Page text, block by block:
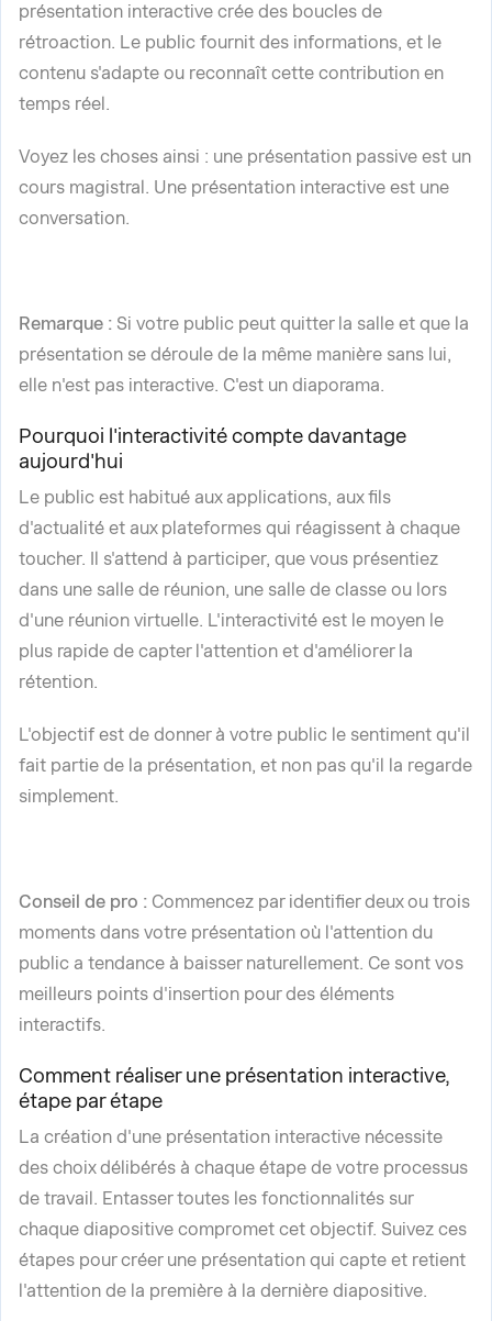
présentation interactive crée des boucles de
rétroaction. Le public fournit des informations, et le
contenu s'adapte ou reconnaît cette contribution en
temps réel.
Voyez les choses ainsi : une présentation passive est un
cours magistral. Une présentation interactive est une
conversation.
Remarque : Si votre public peut quitter la salle et que la
présentation se déroule de la même manière sans lui,
elle n'est pas interactive. C'est un diaporama.
Pourquoi l'interactivité compte davantage
aujourd'hui
Le public est habitué aux applications, aux fils
d'actualité et aux plateformes qui réagissent à chaque
toucher. Il s'attend à participer, que vous présentiez
dans une salle de réunion, une salle de classe ou lors
d'une réunion virtuelle. L'interactivité est le moyen le
plus rapide de capter l'attention et d'améliorer la
rétention.
L'objectif est de donner à votre public le sentiment qu'il
fait partie de la présentation, et non pas qu'il la regarde
simplement.
Conseil de pro : Commencez par identifier deux ou trois
moments dans votre présentation où l'attention du
public a tendance à baisser naturellement. Ce sont vos
meilleurs points d'insertion pour des éléments
interactifs.
Comment réaliser une présentation interactive,
étape par étape
La création d'une présentation interactive nécessite
des choix délibérés à chaque étape de votre processus
de travail. Entasser toutes les fonctionnalités sur
chaque diapositive compromet cet objectif. Suivez ces
étapes pour créer une présentation qui capte et retient
l'attention de la première à la dernière diapositive.